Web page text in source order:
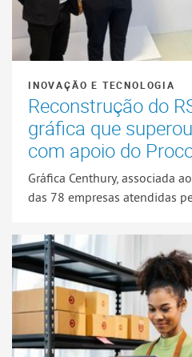
INOVAÇÃO E TECNOLOGIA
Reconstrução do
gráfica que
com apoio do
Gráfica Centhury, associada
das 78 empresas atendidas